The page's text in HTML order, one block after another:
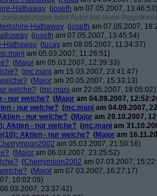
Hathaway (josefh am 07.05.2007, 13:46:53)
zurückgezogen oder Autor hat seine
Hathaway (josefh am 07.05.2007,
(josefh am 07.05.2007, 13:45:54)
Hathaway (tucay am 08.05.2007, 11:34:37)
am 05.03.2007, 11:26:51)
(Major am 05.03.2007, 12:39:33)
(mc.mani am 15.03.2007, 23:41:47)
(Major am 20.05.2007, 15:33:13)
welche? (mc.mani am 22.05.2007, 18:05:02)
- nur welche? (Major am 04.09.2007,
- nur welche? (mc.mani am 04.09.2007,
- nur welche? (Major am 29.10.2007,
Aktien - nur welche? (mc.mani am
Aktien - nur welche? (Major am
am 05.03.2007, 21:50:16)
(Major am 06.03.2007, 23:25:52)
(Cherrymoon2002 am 07.03.2007,
(Major am 07.03.2007, 16:27:17)
10:02:09)
23:37:42)